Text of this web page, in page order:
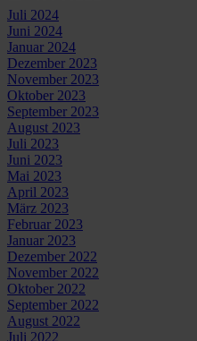
Juli 2024
Juni 2024
Januar 2024
Dezember 2023
November 2023
Oktober 2023
September 2023
August 2023
Juli 2023
Juni 2023
Mai 2023
April 2023
März 2023
Februar 2023
Januar 2023
Dezember 2022
November 2022
Oktober 2022
September 2022
August 2022
Juli 2022